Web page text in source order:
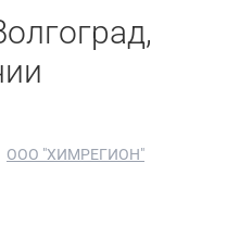
ООО "ХИМРЕГИОН"